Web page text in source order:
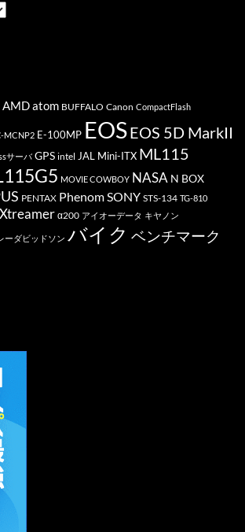
AMDatom BUFFALO Canon CompactFlash
MCNP2 E-100MP EOSEOS 5D MarkII
サーバ GPS intel JAL Mini-ITX ML115
MOVIE COWBOY NASA N BOX
PENTAX PhenomSONY STS-134 TG-810
Xtreamer α200 アイオーデータ キヤノン
ーダビッドソン バイク ベンチマーク